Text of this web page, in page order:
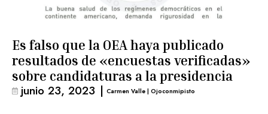
Es falso que la OEA haya publicado
resultados de «encuestas verificadas»
sobre candidaturas a la presidencia
junio 23, 2023 | Carmen Valle | Ojoconmipisto